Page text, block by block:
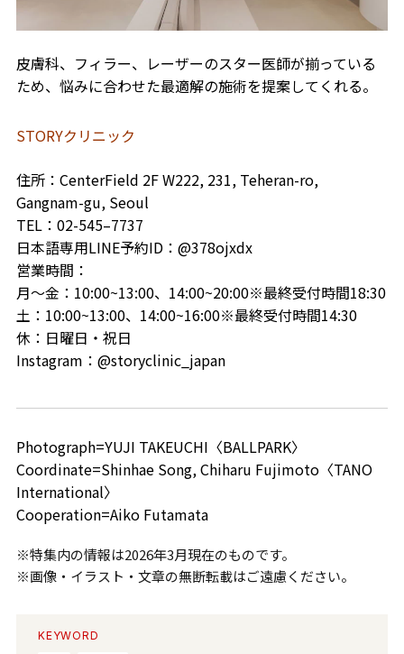
皮膚科、フィラー、レーザーのスター医師が揃っている
ため、悩みに合わせた最適解の施術を提案してくれる。
STORYクリニック
住所：CenterField 2F W222, 231, Teheran-ro,
Gangnam-gu, Seoul
TEL：02-545–7737
日本語専用LINE予約ID：@378ojxdx
営業時間：
月～金：10:00~13:00、14:00~20:00※最終受付時間18:30
土：10:00~13:00、14:00~16:00※最終受付時間14:30
休：日曜日・祝日
Instagram：@storyclinic_japan
Photograph=YUJI TAKEUCHI〈BALLPARK〉
Coordinate=Shinhae Song, Chiharu Fujimoto〈TANO
International〉
Cooperation=Aiko Futamata
※特集内の情報は2026年3月現在のものです。
※画像・イラスト・文章の無断転載はご遠慮ください。
KEYWORD